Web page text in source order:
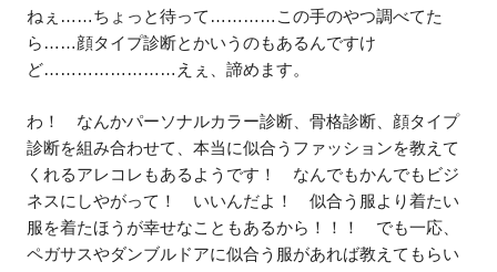
ねぇ……ちょっと待って…………この手のやつ調べてた
ら……顔タイプ診断とかいうのもあるんですけ
ど……………………えぇ、諦めます。
わ！ なんかパーソナルカラー診断、骨格診断、顔タイプ
診断を組み合わせて、本当に似合うファッションを教えて
くれるアレコレもあるようです！ なんでもかんでもビジ
ネスにしやがって！ いいんだよ！ 似合う服より着たい
服を着たほうが幸せなこともあるから！！！ でも一応、
ペガサスやダンブルドアに似合う服があれば教えてもらい